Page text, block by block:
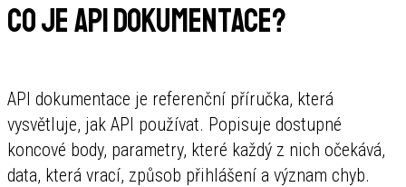
Co je API dokumentace?
API dokumentace je referenční příručka, která
vysvětluje, jak API používat. Popisuje dostupné
koncové body, parametry, které každý z nich očekává,
data, která vrací, způsob přihlášení a význam chyb.